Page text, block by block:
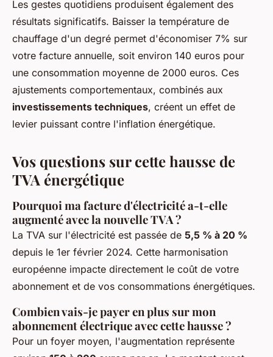
Les gestes quotidiens produisent également des
résultats significatifs. Baisser la température de
chauffage d'un degré permet d'économiser 7% sur
votre facture annuelle, soit environ 140 euros pour
une consommation moyenne de 2000 euros. Ces
ajustements comportementaux, combinés aux
investissements techniques, créent un effet de
levier puissant contre l'inflation énergétique.
Vos questions sur cette hausse de
TVA énergétique
Pourquoi ma facture d'électricité a-t-elle
augmenté avec la nouvelle TVA ?
La TVA sur l'électricité est passée de 5,5 % à 20 %
depuis le 1er février 2024. Cette harmonisation
européenne impacte directement le coût de votre
abonnement et de vos consommations énergétiques.
Combien vais-je payer en plus sur mon
abonnement électrique avec cette hausse ?
Pour un foyer moyen, l'augmentation représente